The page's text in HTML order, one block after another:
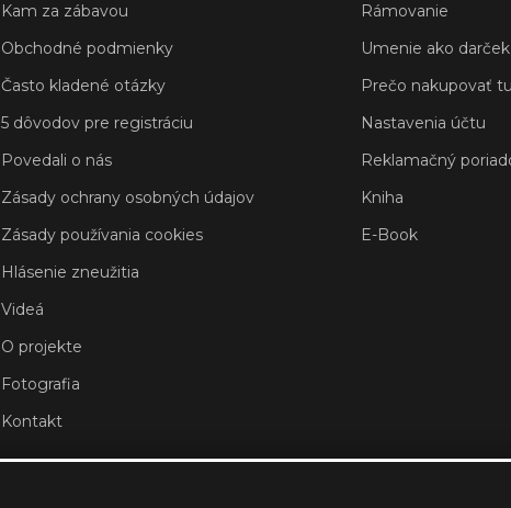
Kam za zábavou
Obchodné podmienky
Často kladené otázky
5 dôvodov pre registráciu
Povedali o nás
Zásady ochrany osobných údajov
Zásady používania cookies
Hlásenie zneužitia
Videá
O projekte
Fotografia
Kontakt
Rámovanie
Umenie ako darček
Prečo nakupovať tu
Nastavenia účtu
Reklamačný
Kniha
E-Book